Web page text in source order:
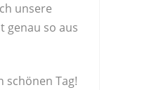
unsere
genau so aus
schönen Tag!